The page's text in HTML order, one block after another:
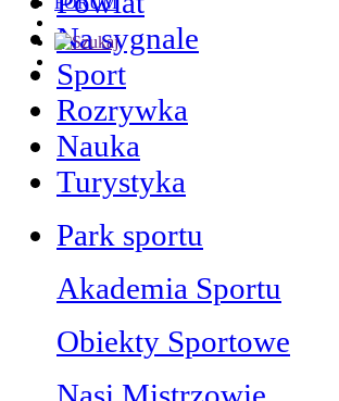
Na sygnale
Sport
Rozrywka
Nauka
Turystyka
Park sportu
Akademia Sportu
Obiekty Sportowe